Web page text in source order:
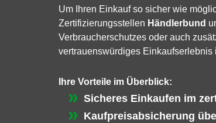
Um Ihren Einkauf so sicher wie
Zertifizierungsstellen Händlerbund
Verbraucherschutzes oder auch
vertrauenswürdiges
Ihre Vorteile im Überblick:
Sicheres Einkaufen im
Kaufpreisabsicherung